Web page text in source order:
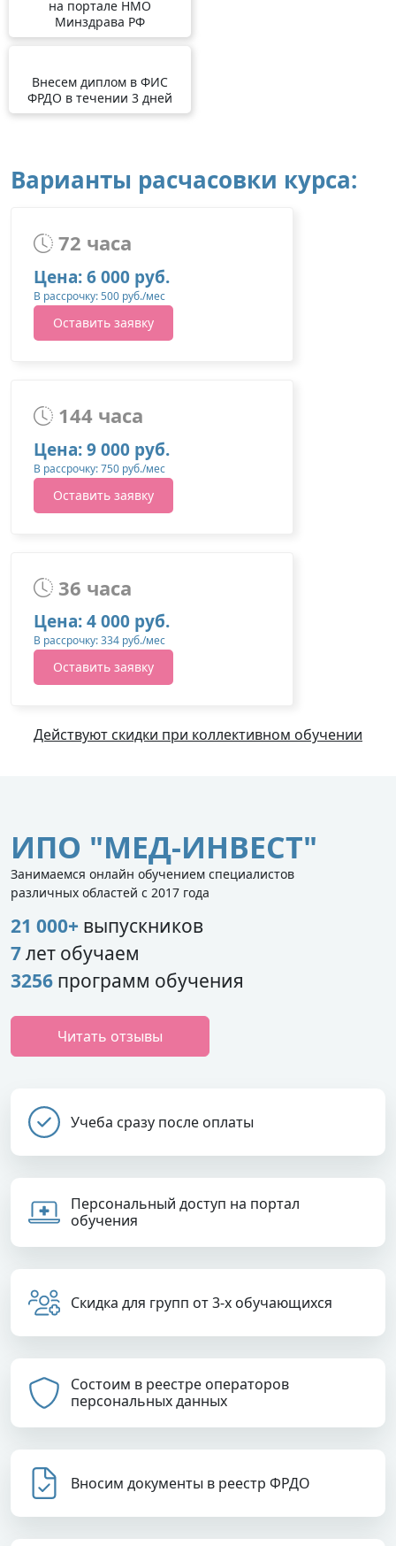
на портале НМО
Минздрава РФ
Внесем диплом в ФИС
ФРДО в течении 3 дней
Варианты расчасовки курса:
72 часа
Цена: 6 000 руб.
В рассрочку: 500 руб./мес
Оставить заявку
144 часа
Цена: 9 000 руб.
В рассрочку: 750 руб./мес
Оставить заявку
36 часа
Цена: 4 000 руб.
В рассрочку: 334 руб./мес
Оставить заявку
Действуют скидки при коллективном обучении
ИПО "МЕД-ИНВЕСТ"
Занимаемся онлайн обучением специалистов
различных областей с 2017 года
21 000+ выпускников
7лет обучаем
3256 программ обучения
Читать отзывы
Учеба сразу после оплаты
Персональный доступ на портал
обучения
Скидка для групп от 3-х обучающихся
Состоим в реестре операторов
персональных данных
Вносим документы в реестр ФРДО